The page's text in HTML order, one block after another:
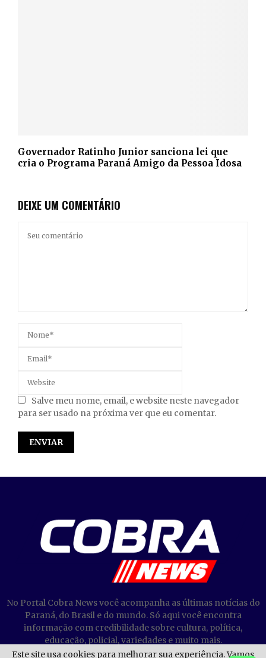
Governador Ratinho Junior sanciona lei que
cria o Programa Paraná Amigo da Pessoa Idosa
DEIXE UM COMENTÁRIO
Salve meu nome, email, e website neste navegador
para ser usado na próxima ver que eu comentar.
No Portal Cobra News você acompanha as últimas notícias do
Paraná, do Brasil e do mundo. Só aqui você encontra
informação com credibilidade sobre cultura, política,
educação, policial, variedades e muito mais.
Este site usa cookies para melhorar sua experiência. Vamos